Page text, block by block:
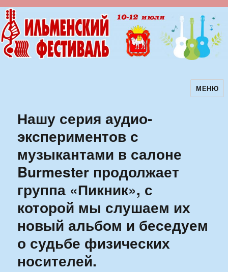
Ильменский фестиваль авторскойМЕНЮ
Нашу серия аудио-
экспериментов с
музыкантами в салоне
Burmester продолжает
группа «Пикник», с
которой мы слушаем их
новый альбом и беседуем
о судьбе физических
носителей.